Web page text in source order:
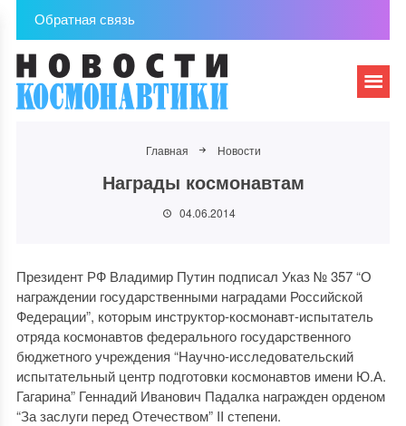
Обратная связь
Главная Новости
Награды космонавтам
04.06.2014
Президент РФ Владимир Путин подписал Указ № 357 “О
награждении государственными наградами Российской
Федерации”, которым инструктор-космонавт-испытатель
отряда космонавтов федерального государственного
бюджетного учреждения “Научно-исследовательский
испытательный центр подготовки космонавтов имени Ю.А.
Гагарина” Геннадий Иванович Падалка награжден орденом
“За заслуги перед Отечеством” II степени.